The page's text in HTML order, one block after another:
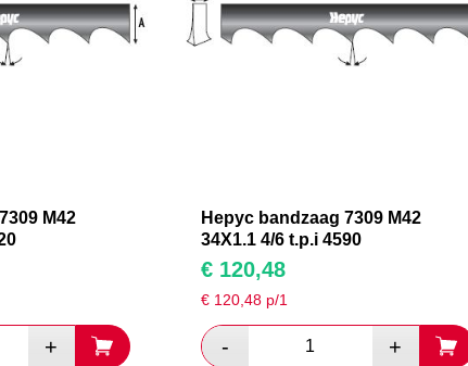
M42
Hepyc bandzaag 7309 M42
34X1.1 4/6 t.p.i 4590
€120,48
€ 120,48p/1